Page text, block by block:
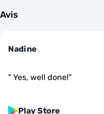
Avis
Nadine
" Yes, well done!"
Play Store